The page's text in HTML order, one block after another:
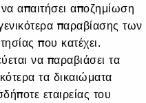
απαιτήσει αποζημίωση
παραβίασης των
που κατέχει.
να παραβιάσει τα
τα δικαιώματα
εταιρείας του